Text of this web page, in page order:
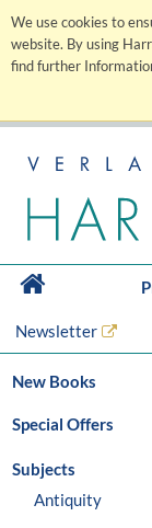
We use cookies to
website. By using
find further
Newsletter
New Books
Special Offers
Subjects
Antiquity